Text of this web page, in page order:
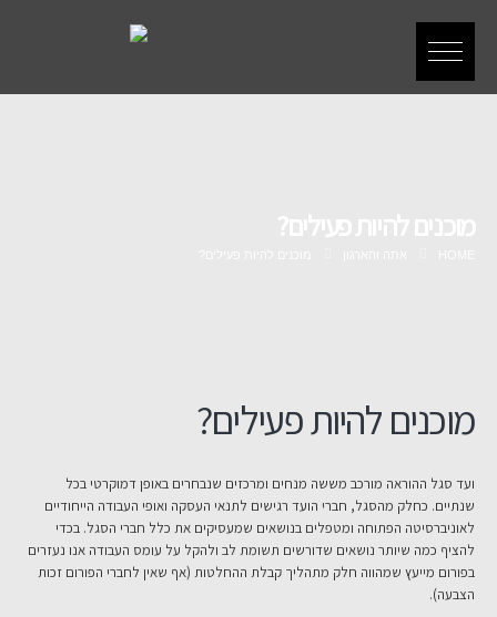
מוכנים להיות פעילים?
ועד סגל ההוראה מורכב מששה מנחים ומרכזים שנבחרים באופן דמוקרטי בכל
שנתיים. כחלק מהסגל, חברי הועד רגישים לתנאי העסקה ואופי העבודה הייחודיים
לאוניברסיטה הפתוחה ומטפלים בנושאים שמעסיקים את כלל חברי הסגל. בכדי
להציף כמה שיותר נושאים שדורשים תשומת לב ולהקל על עומס העבודה אנו נעזרים
בפורום מייעץ שמהווה חלק מתהליך קבלת ההחלטות (אף שאין לחברי הפורום זכות
הצבעה).